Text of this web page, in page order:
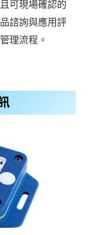
可現場確認的
諮詢與應用評
理流程。